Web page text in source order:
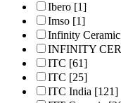
Ibero [1]
Imso [1]
Infinity
INFINITY
ITC [61]
ITC [25]
ITC India [121]